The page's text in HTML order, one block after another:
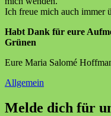
Ich freue mich auch immer
Habt Dank für eure
Grünen
Eure Maria Salomé
Allgemein
Melde dich für